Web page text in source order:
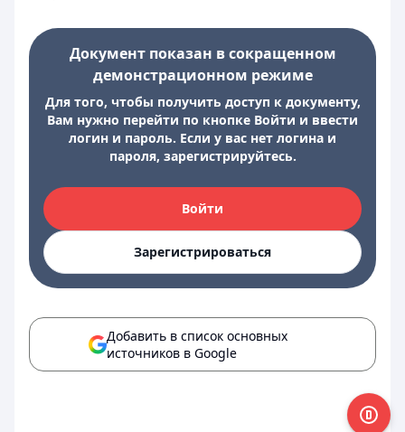
Документ показан в сокращенном
демонстрационном режиме
Для того, чтобы получить доступ к документу,
Вам нужно перейти по кнопке Войти и ввести
логин и пароль. Если у вас нет логина и
пароля, зарегистрируйтесь.
Войти
Зарегистрироваться
Добавить в список основных
источников в Google